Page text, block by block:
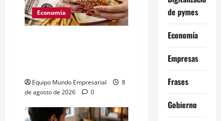
Economía
Equipo Mundo Empresarial
8
de agosto de 2026
0
de pymes
Economía
Empresas
Frases
Gobierno